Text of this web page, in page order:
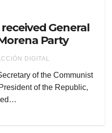
General
Party
DIGITAL
of the Communist
of the Republic,